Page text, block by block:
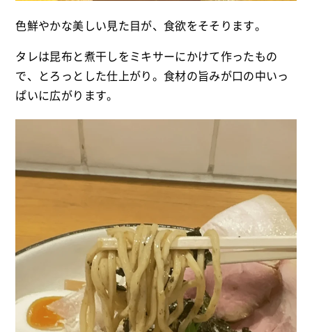
色鮮やかな美しい見た目が、食欲をそそります。
タレは昆布と煮干しをミキサーにかけて作ったもの
で、とろっとした仕上がり。食材の旨みが口の中いっ
ぱいに広がります。